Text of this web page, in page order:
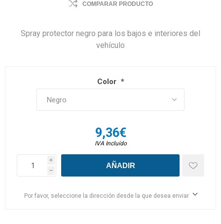
COMPARAR PRODUCTO
Spray protector negro para los bajos e interiores del
vehículo
Color *
9,36€
IVA Incluído
i
h
Por favor, seleccione la dirección desde la que desea enviar